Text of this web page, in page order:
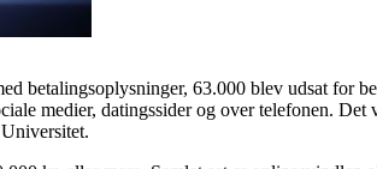
63.000 blev udsat for
medier, datingssider og over telefonen.